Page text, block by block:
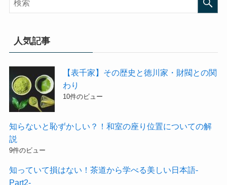
人気記事
【表千家】その歴史と徳川家・財閥との関
わり
10件のビュー
知らないと恥ずかしい？！和室の座り位置についての解
説
9件のビュー
知っていて損はない！茶道から学べる美しい日本語-
Part2-